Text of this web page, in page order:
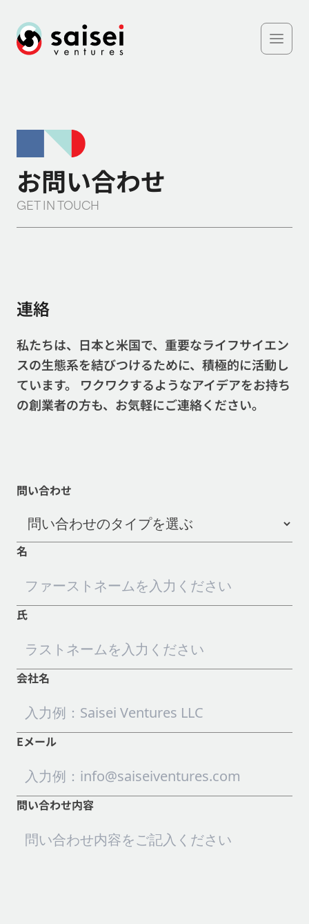
お問い合わせ
GET IN TOUCH
連絡
私たちは、日本と米国で、重要なライフサイエン
スの生態系を結びつけるために、積極的に活動し
ています。 ワクワクするようなアイデアをお持ち
の創業者の方も、お気軽にご連絡ください。
FIRST NAME
問い合わせ
名
氏
会社名
Eメール
問い合わせ内容